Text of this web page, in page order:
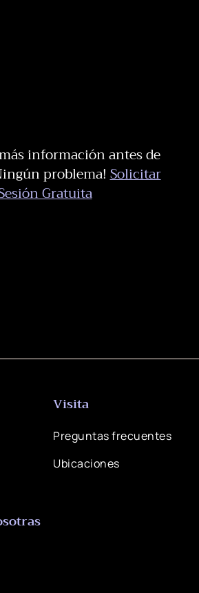
información antes de
problema!Solicitar
Gratuita
Visita
Preguntas frecuentes
Ubicaciones